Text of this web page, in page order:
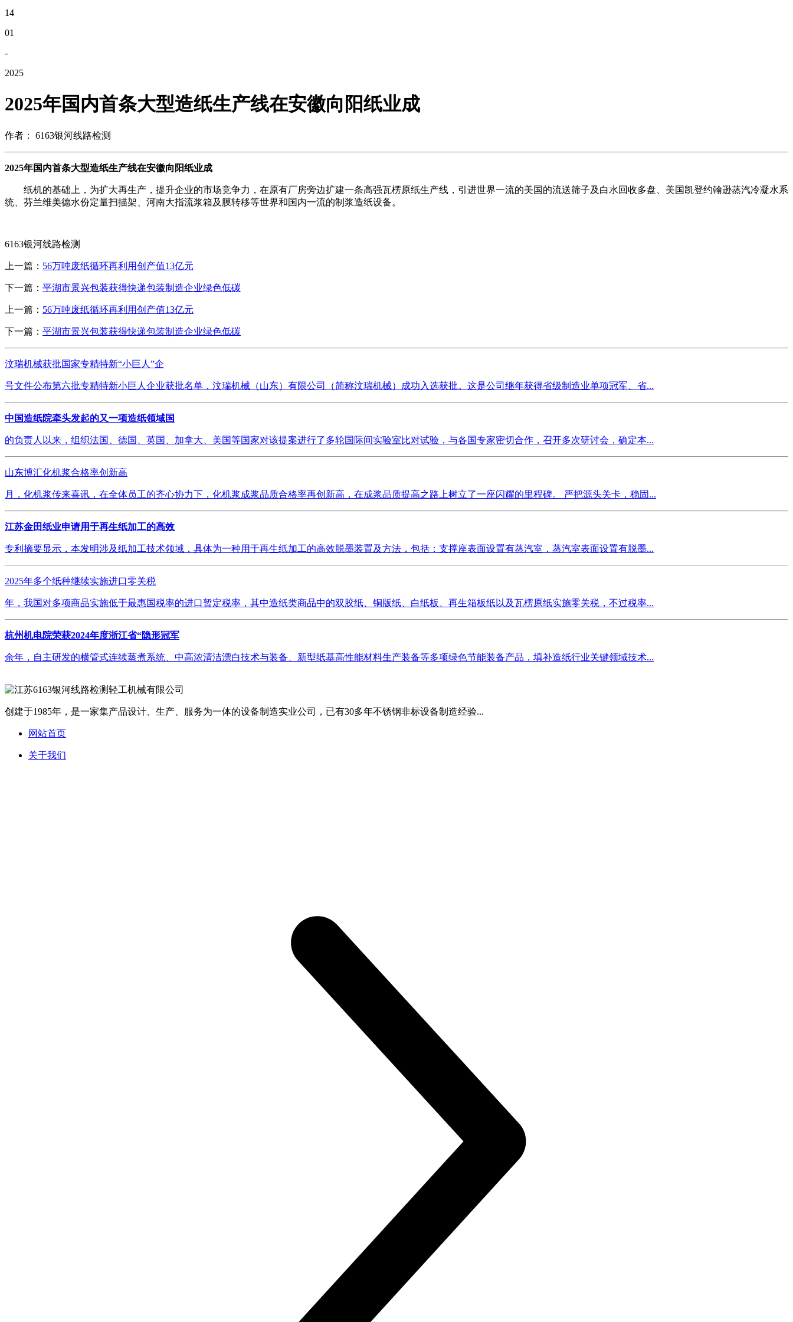
14
01
-
2025
2025年国内首条大型造纸生产线在安徽向阳纸业成
作者： 6163银河线路检测
2025年国内首条大型造纸生产线在安徽向阳纸业成
纸机的基础上，为扩大再生产，提升企业的市场竞争力，在原有厂房旁边扩建一条高强瓦楞原纸生产线，引进世界一流的美国的流送筛子及白水回收多盘、美国凯登约翰逊蒸汽冷凝水系
统、芬兰维美德水份定量扫描架、河南大指流浆箱及膜转移等世界和国内一流的制浆造纸设备。
6163银河线路检测
上一篇： 56万吨废纸循环再利用创产值13亿元
下一篇： 平湖市景兴包装获得快递包装制造企业绿色低碳
上一篇： 56万吨废纸循环再利用创产值13亿元
下一篇： 平湖市景兴包装获得快递包装制造企业绿色低碳
汶瑞机械获批国家专精特新“小巨人”企
号文件公布第六批专精特新小巨人企业获批名单，汶瑞机械（山东）有限公司（简称汶瑞机械）成功入选获批。这是公司继年获得省级制造业单项冠军、省...
中国造纸院牵头发起的又一项造纸领域国
的负责人以来，组织法国、德国、英国、加拿大、美国等国家对该提案进行了多轮国际间实验室比对试验，与各国专家密切合作，召开多次研讨会，确定本...
山东博汇化机浆合格率创新高
月，化机浆传来喜讯，在全体员工的齐心协力下，化机浆成浆品质合格率再创新高，在成浆品质提高之路上树立了一座闪耀的里程碑。 严把源头关卡，稳固...
江苏金田纸业申请用于再生纸加工的高效
专利摘要显示，本发明涉及纸加工技术领域，具体为一种用于再生纸加工的高效脱墨装置及方法，包括：支撑座表面设置有蒸汽室，蒸汽室表面设置有脱墨...
2025年多个纸种继续实施进口零关税
年，我国对多项商品实施低于最惠国税率的进口暂定税率，其中造纸类商品中的双胶纸、铜版纸、白纸板、再生箱板纸以及瓦楞原纸实施零关税，不过税率...
杭州机电院荣获2024年度浙江省“隐形冠军
余年，自主研发的横管式连续蒸煮系统、中高浓清洁漂白技术与装备、新型纸基高性能材料生产装备等多项绿色节能装备产品，填补造纸行业关键领域技术...
创建于1985年，是一家集产品设计、生产、服务为一体的设备制造实业公司，已有30多年不锈钢非标设备制造经验...
网站首页
关于我们